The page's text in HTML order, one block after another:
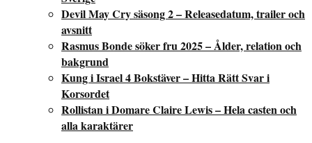
Devil May Cry säsong 2 – Releasedatum, trailer och
avsnitt
Rasmus Bonde söker fru 2025 – Ålder, relation och
bakgrund
Kung i Israel 4 Bokstäver – Hitta Rätt Svar i
Korsordet
Rollistan i Domare Claire Lewis – Hela casten och
alla karaktärer